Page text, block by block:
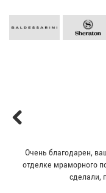
Очень благодарен,
отделке мраморного
сделали,